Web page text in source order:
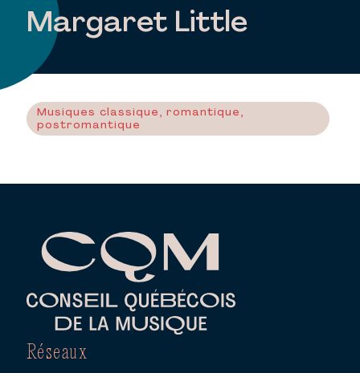
Margaret Little
Musiques classique, romantique,
postromantique
Réseaux